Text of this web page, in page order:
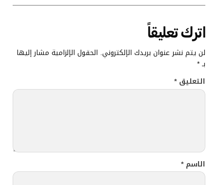
اترك تعليقاً
لن يتم نشر عنوان بريدك الإلكتروني. الحقول الإلزامية مشار إليها
بـ*
التعليق*
الاسم*